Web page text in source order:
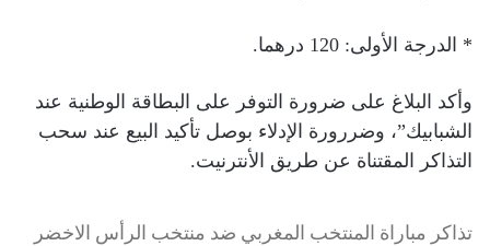
* الدرجة الأولى: 120 درهما.
وأكد البلاغ على ضرورة التوفر على البطاقة الوطنية عند
الشبابيك”، وضررورة الإدلاء بوصل تأكيد البيع عند سحب
التذاكر المقتناة عن طريق الأنترنيت.
تذاكر مباراة المنتخب المغربي ضد منتخب الرأس الاخضر